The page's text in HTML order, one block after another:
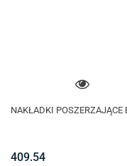
NAKŁADKI
409.54